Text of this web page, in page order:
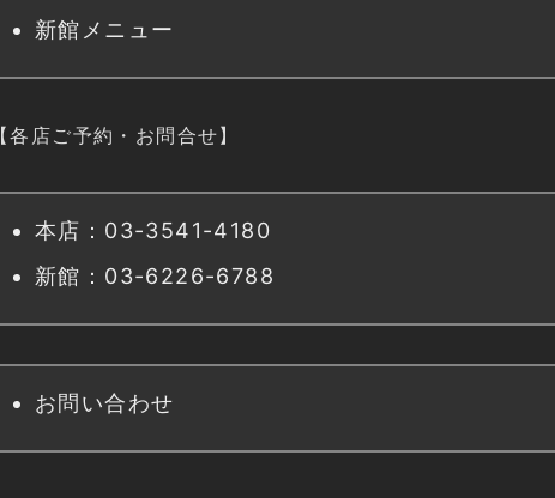
新館メニュー
【各店ご予約・お問合せ】
本店：03-3541-4180
新館：03-6226-6788
お問い合わせ